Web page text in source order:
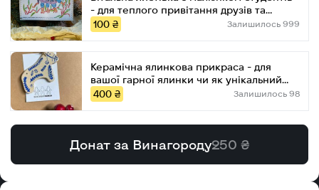
- для теплого привітання друзів та
партнерів
100 ₴ Залишилось 999
Керамічна ялинкова прикраса - для
вашої гарної ялинки чи як унікальний
подарунок
400 ₴ Залишилось 98
Донат за Винагороду250 ₴